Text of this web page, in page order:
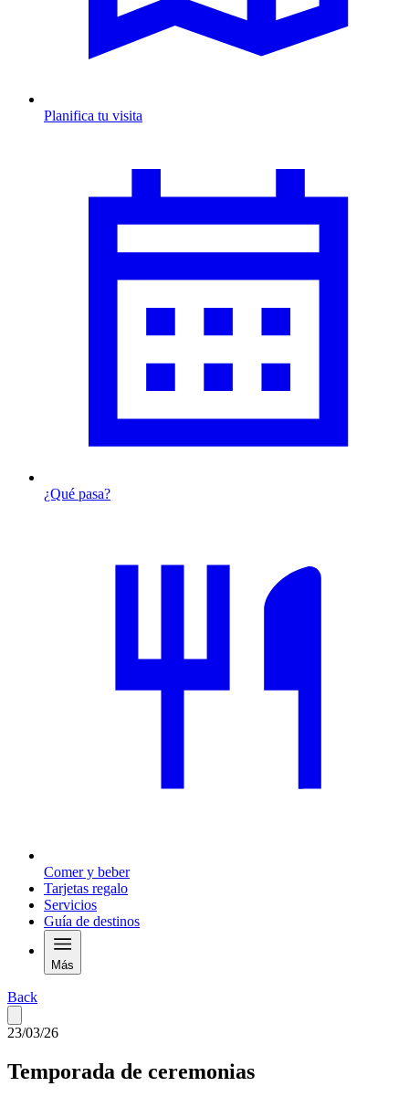
Planifica tu visita
¿Qué pasa?
Comer y beber
Tarjetas regalo
Servicios
Guía de destinos
Más
Back
23/03/26
Temporada de ceremonias